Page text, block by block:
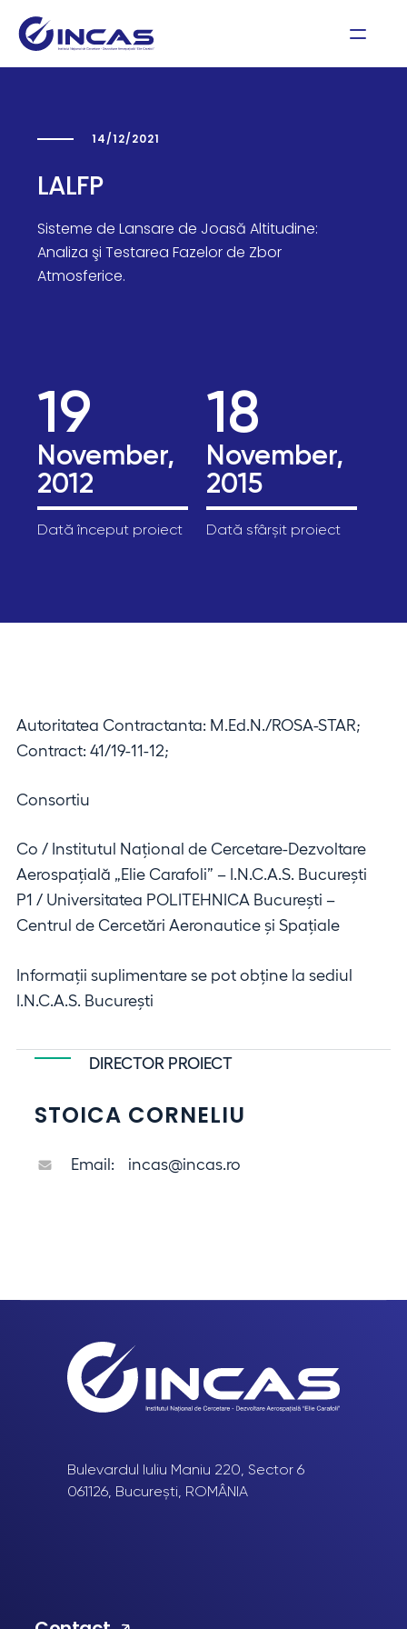
14/12/2021
LALFP
Sisteme de Lansare de Joasă Altitudine:
Analiza şi Testarea Fazelor de Zbor
Atmosferice.
19
November,
2012
Dată început proiect
18
November,
2015
Dată sfârșit proiect
Autoritatea Contractanta: M.Ed.N./ROSA-STAR;
Contract: 41/19-11-12;
Consortiu
Co / Institutul Naţional de Cercetare-Dezvoltare
Aerospaţială „Elie Carafoli” – I.N.C.A.S. Bucureşti
P1 / Universitatea POLITEHNICA Bucureşti –
Centrul de Cercetări Aeronautice şi Spaţiale
Informații suplimentare se pot obține la sediul
I.N.C.A.S. Bucureşti
DIRECTOR PROIECT
STOICA CORNELIU
Email: incas@incas.ro
Bulevardul Iuliu Maniu 220, Sector 6
061126, București, ROMÂNIA